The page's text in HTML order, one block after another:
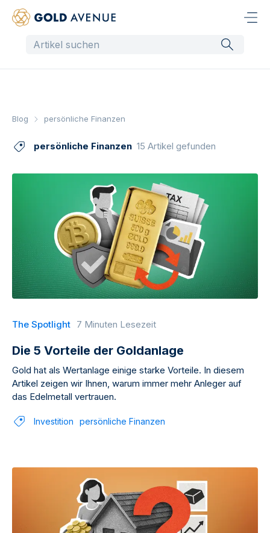
Blog persönliche Finanzen
persönliche Finanzen 15 Artikel gefunden
The Spotlight 7 Minuten Lesezeit
Die 5 Vorteile der Goldanlage
Gold hat als Wertanlage einige starke Vorteile. In diesem
Artikel zeigen wir Ihnen, warum immer mehr Anleger auf
das Edelmetall vertrauen.
Investition persönliche Finanzen